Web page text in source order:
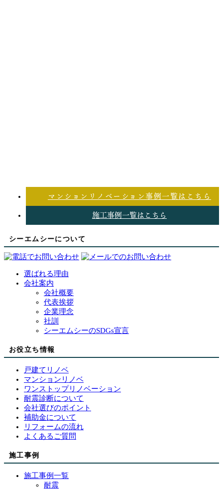
マンションリノベーション事例一覧はこちら
施工事例一覧はこちら
シーエムシーについて
選ばれる理由
会社案内
会社概要
代表挨拶
企業理念
社訓
シーエムシーのSDGs宣言
お役立ち情報
戸建てリノベ
マンションリノベ
ワンストップリノベーション
耐震診断について
会社選びのポイント
補助金について
リフォームの流れ
よくあるご質問
施工事例
施工事例一覧
耐震